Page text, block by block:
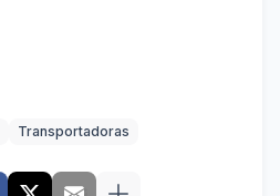
Transportadoras